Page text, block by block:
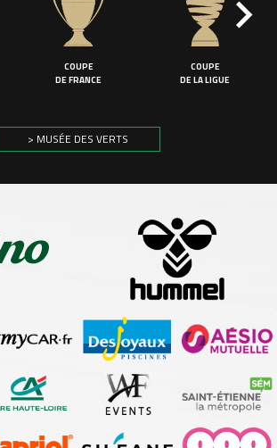
COUPE
DE FRANCE
COUPE
DE LA LIGUE
> MUSÉE DES VERTS